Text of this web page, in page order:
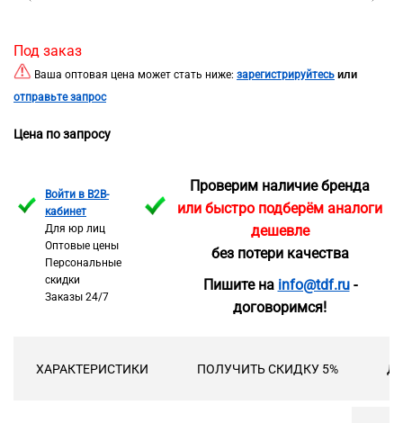
Под заказ
Ваша оптовая цена может стать ниже: зарегистрируйтесь или
отправьте запрос
Цена по запросу
Войти в B2B-
кабинет
Для юр лиц
Оптовые цены
Персональные
скидки
Заказы 24/7
Проверим наличие бренда
или быстро подберём аналоги
дешевле
без потери качества
Пишите на info@tdf.ru-
договоримся!
ХАРАКТЕРИСТИКИ ПОЛУЧИТЬ СКИДКУ 5%